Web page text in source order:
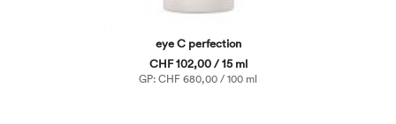
eye C perfection
CHF 102,00 / 15 ml
GP: CHF 680,00 / 100 ml